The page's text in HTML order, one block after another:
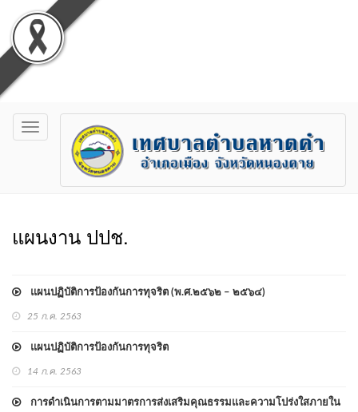
Toggle
navigation
แผนงาน ปปช.
แผนปฏิบัติการป้องกันการทุจริต (พ.ศ.๒๕๖๒ – ๒๕๖๔)
25 ก.ค. 2563
แผนปฏิบัติการป้องกันการทุจริต
14 ก.ค. 2563
การดำเนินการตามมาตรการส่งเสริมคุณธรรมและความโปร่งใสภายใน